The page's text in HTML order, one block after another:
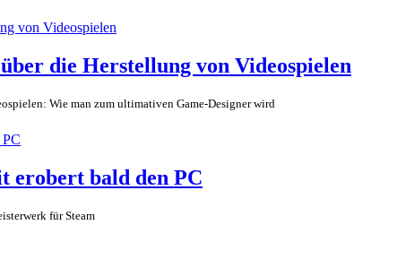
die Herstellung von Videospielen
Wie man zum ultimativen Game-Designer wird
erobert bald den PC
für Steam